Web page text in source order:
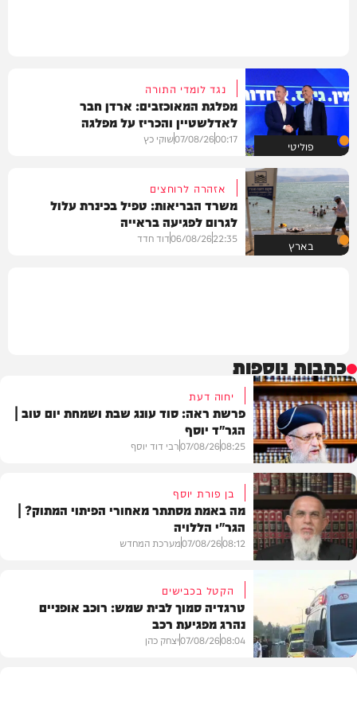
פוליטי
נגד לומדי התורה
מפלגת המאוכזבים: ארדן חבר
לאדלשטיין והכריז על מפלגה
00:17
07/08/26שוקי כץ
בארץ
אזהרה לרוחצים
משרד הבריאות: טפיל בכינרת עלול
לגרום לפגיעה בראייה
22:35
06/08/26דוד חדד
כתבות נוספות
וידאו
יחוה דעת
פרשת ראה: סוד עונג שבת ושמחת יום טוב |
הגר"ד יוסף
08:25
07/08/26רבי דוד יוסף
וידאו
בן פורת יוסף
מה באמת מסתתר מאחורי הפיתוי המתוק? |
הגר"י הללויה
08:12
07/08/26מערכת המחדש
הקטל בכבישים
טרגדיה סמוך לבית שמש: רוכב אופניים
נהרג מפגיעת רכב
08:04
07/08/26יצחק כהן